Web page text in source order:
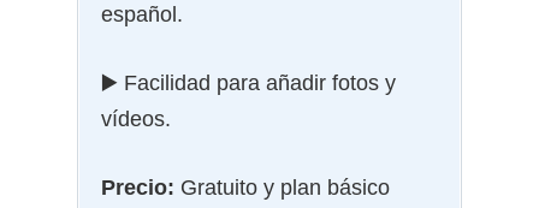
español.
▶️ Facilidad para añadir fotos y
vídeos.
Precio: Gratuito y plan básico